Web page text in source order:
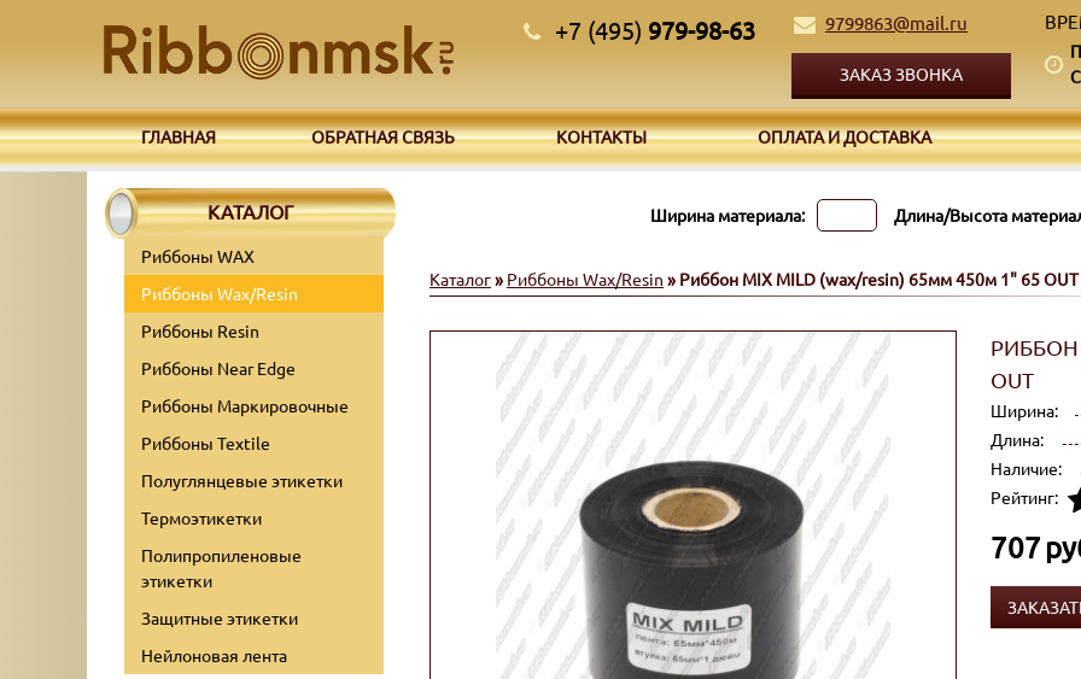
+7 (495) 979-98-63 9799863@mail.ru
ЗАКАЗ ЗВОНКА
ГЛАВНАЯ ОБРАТНАЯ СВЯЗЬ КОНТАКТЫ ОПЛАТА И ДОСТАВКА
КАТАЛОГ
Риббоны WAX
Риббоны Wax/Resin
Риббоны Resin
Риббоны Near Edge
Риббоны Маркировочные
Риббоны Textile
Полуглянцевые этикетки
Термоэтикетки
Полипропиленовые
этикетки
Защитные этикетки
Нейлоновая лента
Ширина материала: Длина/Высота
Каталог» Риббоны Wax/Resin » Риббон MIX MILD (wax/resin) 65мм 450м 1" 65 OUT
РИББОН
OUT
Ширина:
Длина:
Наличие:
Рейтинг:
707